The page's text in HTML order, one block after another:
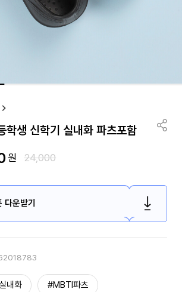
생 신학기 실내화 파츠포함
원 24,000
다운받기
내화 #MBTI파츠